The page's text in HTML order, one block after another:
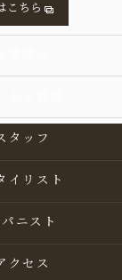
こちら
タッフ
イリスト
ニスト
クセス